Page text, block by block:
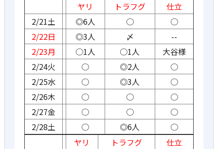
ヤリ
トラフグ
仕立
2/21土
◎6人 ○
○
2/22日
◎3人 〆
--
2/23月
○1人 ○1人
大谷様
2/24火
○ ◎2人
○
2/25水
○ ◎3人
○
2/26木
○ ○
○
2/27金
○ ○
○
2/28土
○ ◎6人
○
ヤリ
トラフグ
仕立